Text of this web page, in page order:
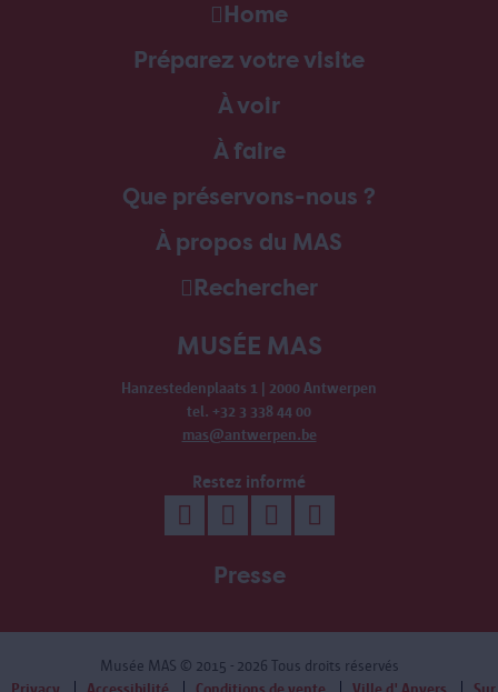
Home
Préparez votre visite
À voir
À faire
Que préservons-nous ?
À propos du MAS
Rechercher
MUSÉE MAS
Hanzestedenplaats 1 | 2000 Antwerpen
tel. +32 3 338 44 00
mas@antwerpen.be
Restez informé
Presse
Musée MAS © 2015 - 2026 Tous droits réservés